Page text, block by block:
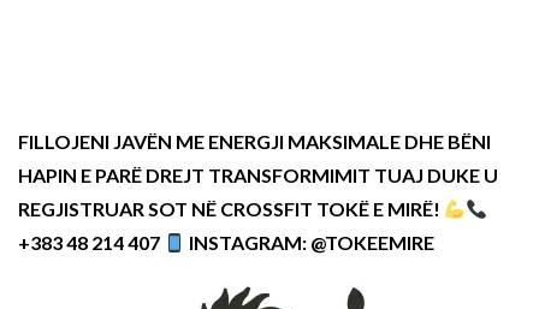
FILLOJENI JAVËN ME ENERGJI MAKSIMALE DHE BËNI
HAPIN E PARË DREJT TRANSFORMIMIT TUAJ DUKE U
REGJISTRUAR SOT NË CROSSFIT TOKË E MIRË!
+383 48 214 407
INSTAGRAM: @TOKEEMIRE